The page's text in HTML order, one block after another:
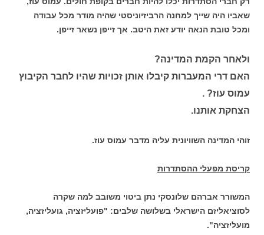
שאביו היה שייך למחנה הרביזיוניסטי שהיה מודר מכל עבודה
ומכל טובת הנאה יודע זאת היטב. אך זייפן נשאר זייפן.
ולאחר הקמת המדינה?
האם דרי המעברות קיבלו אותן זכויות שהיו לחבר הקיבוץ
עמוס עוז? .
הצחקת אותנו.
זוהי המדינה השוויונית עליה מדבר עמוס עוז.
קריסת מפעלי ההסתדרות
המשורר אברהם שלונסקי נתן ביטוי משובב למה שקרה
לסוציאליזם הישראלי בשלושה שלבים: "פועליזציה, גועליזציה,
מועליזציה".